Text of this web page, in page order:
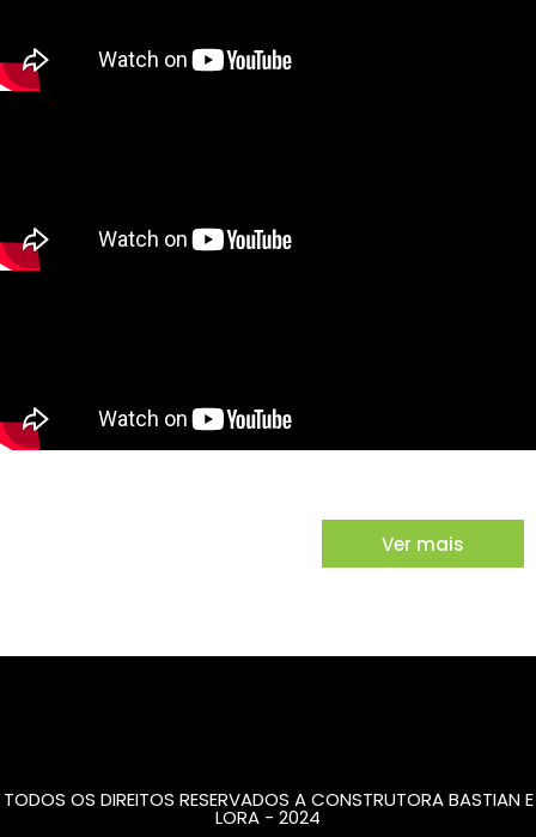
Ver mais
TODOS OS DIREITOS RESERVADOS A CONSTRUTORA BASTIAN E
LORA - 2024